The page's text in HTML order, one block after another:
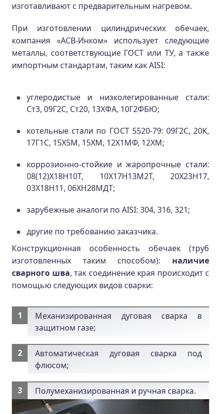
изготавливают с предварительным нагревом.
При изготовлении цилиндрических обечаек,
компания «АСВ-Инком» использует следующие
металлы, соответствующие ГОСТ или ТУ, а также
импортным стандартам, таким как AISI:
углеродистые и низколегированные стали:
Ст3, 09Г2С, Ст20, 13ХФА, 10Г2ФБЮ;
котельные стали по ГОСТ 5520-79: 09Г2С, 20К,
17Г1С, 15Х5М, 15ХМ, 12Х1МФ, 12ХМ;
коррозионно-стойкие и жаропрочные стали:
08(12)Х18Н10Т, 10Х17Н13М2Т, 20Х23Н17,
03Х18Н11, 06ХН28МДТ;
зарубежные аналоги по AISI: 304, 316, 321;
другие по требованию заказчика.
Конструкционная особенность обечаек (труб
изготовленных таким способом): наличие
сварного шва, так соединение края происходит с
помощью следующих видов сварки:
Механизированная дуговая сварка в
защитном газе;
Автоматическая дуговая сварка под
флюсом;
Полумеханизированная и ручная сварка.